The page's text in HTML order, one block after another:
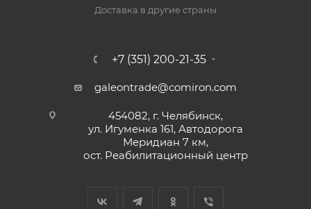
Доставка в другие страны
+7 (351) 200-21-35
galeontrade@comiron.com
454082, г. Челябинск,
ул. Игуменка 161, Автодорога
Меридиан 7 км,
ост. Реабилитационный центр